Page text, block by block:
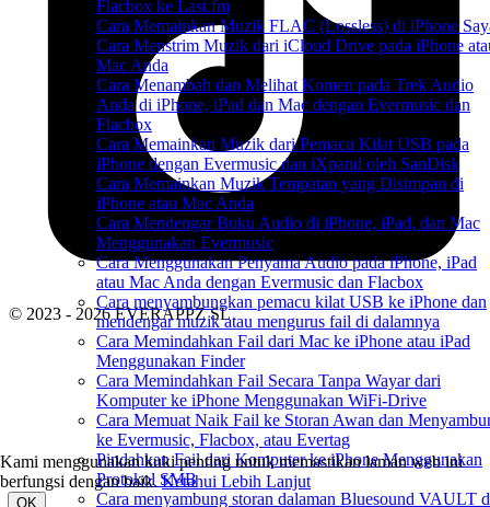
Flacbox ke Last.fm
Cara Memainkan Muzik FLAC (Lossless) di iPhone
Cara Menstrim Muzik dari iCloud Drive pada iPhone
Mac Anda
Cara Menambah dan Melihat Komen pada Trek Audio
Anda di iPhone, iPad dan Mac dengan Evermusic dan
Flacbox
Cara Memainkan Muzik dari Pemacu Kilat USB pada
iPhone dengan Evermusic dan iXpand oleh SanDisk
Cara Memainkan Muzik Tempatan yang Disimpan di
iPhone atau Mac Anda
Cara Mendengar Buku Audio di iPhone, iPad, dan Mac
Menggunakan Evermusic
Cara Menggunakan Penyama Audio pada iPhone, iPad
atau Mac Anda dengan Evermusic dan Flacbox
Cara menyambungkan pemacu kilat USB ke iPhone dan
mendengar muzik atau mengurus fail di dalamnya
Cara Memindahkan Fail dari Mac ke iPhone atau iPad
Menggunakan Finder
Cara Memindahkan Fail Secara Tanpa Wayar dari
Komputer ke iPhone Menggunakan WiFi-Drive
Cara Memuat Naik Fail ke Storan Awan dan
ke Evermusic, Flacbox, atau Evertag
Pindahkan Fail dari Komputer ke iPhone Menggunakan
Protokol SMB
Cara menyambung storan dalaman Bluesound VAULT
Kami menggunakan kuki penting untuk memastikan laman web ini
berfungsi dengan baik.Ketahui Lebih Lanjut
OK
© 2023 - 2026 EVERAPPZ SL